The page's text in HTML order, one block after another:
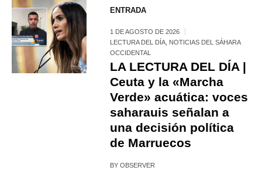
ENTRADA
1 DE AGOSTO DE 2026
LECTURA DEL DÍA NOTICIAS DEL SÁHARA
OCCIDENTAL
LA LECTURA DEL DÍA |
Ceuta y la «Marcha
Verde» acuática: voces
saharauis señalan a
una decisión política
de Marruecos
BYOBSERVER